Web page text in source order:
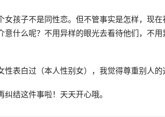
女孩子不是同性恋。但不管事实是怎样，现
意什么呢？不用异样的眼光去看待他们，不
性表白过（本人性别女），我觉得尊重别人的
结这件事啦！天天开心哦。